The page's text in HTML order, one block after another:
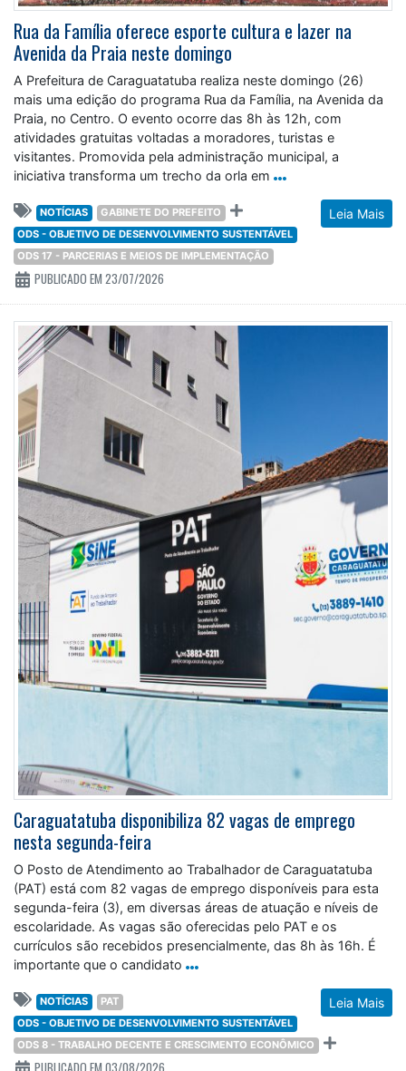
Rua da Família oferece esporte cultura e lazer na
Avenida da Praia neste domingo
A Prefeitura de Caraguatatuba realiza neste domingo (26)
mais uma edição do programa Rua da Família, na Avenida da
Praia, no Centro. O evento ocorre das 8h às 12h, com
atividades gratuitas voltadas a moradores, turistas e
visitantes. Promovida pela administração municipal, a
iniciativa transforma um trecho da orla em
Leia Mais
NOTÍCIAS
GABINETE DO PREFEITO
ODS - OBJETIVO DE DESENVOLVIMENTO SUSTENTÁVEL
ODS 17 - PARCERIAS E MEIOS DE IMPLEMENTAÇÃO
PUBLICADO EM 23/07/2026
Caraguatatuba disponibiliza 82 vagas de emprego
nesta segunda-feira
O Posto de Atendimento ao Trabalhador de Caraguatatuba
(PAT) está com 82 vagas de emprego disponíveis para esta
segunda-feira (3), em diversas áreas de atuação e níveis de
escolaridade. As vagas são oferecidas pelo PAT e os
currículos são recebidos presencialmente, das 8h às 16h. É
importante que o candidato
Leia Mais
NOTÍCIAS
PAT
ODS - OBJETIVO DE DESENVOLVIMENTO SUSTENTÁVEL
ODS 8 - TRABALHO DECENTE E CRESCIMENTO ECONÔMICO